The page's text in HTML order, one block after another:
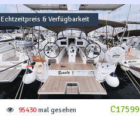
Echtzeitpreis & Verfügbarkeit
C17599
95430 mal gesehen